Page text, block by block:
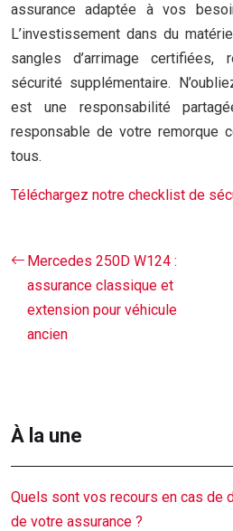
assurance adaptée à vos
L’investissement dans du
sangles d’arrimage
sécurité supplémentaire.
est une responsabilité
responsable de votre remorque
tous.
Téléchargez notre checklist de
Mercedes 250D W124 :
assurance classique et
extension pour véhicule
ancien
À la une
Quels sont vos recours en cas de
de votre assurance ?